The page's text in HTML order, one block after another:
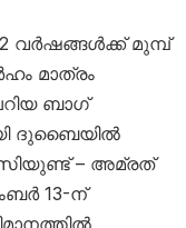
വർഷങ്ങൾക്ക് മുമ്പ്
മാത്രം
ബാഗ്
ദുബൈയിൽ
– അമ്രത്
13-ന്